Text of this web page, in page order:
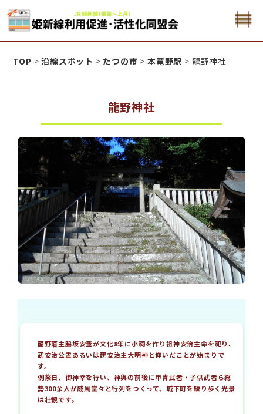
姫新線利用促進活性化・同盟会
TOP >沿線スポット > たつの市 >本竜野駅 > 龍野神社
龍野神社
龍野藩主脇坂安董が文化8年に小祠を作り祖神安治主命を祀り、
武安治公霊あるいは建安治主大明神と仰いだことが始まりで
す。
例祭日、御神幸を行い、神輿の前後に甲冑武者・子供武者ら総
勢300余人が威風堂々と行列をつくって、城下町を練り歩く光景
は壮観です。